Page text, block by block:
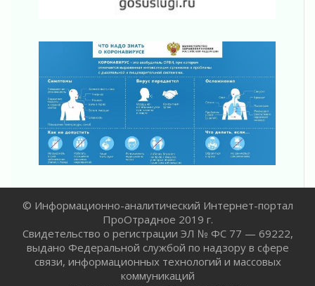
Маршрутами будущего — к заветной цели
«Корвет» на страже
Правила для жизни
31 июля 2026
С рабочим визитом
31 июля 2026
В Шлиссельбурге прошла акция «Белый
кораблик Памяти»
Новые возможности для творчества
31 июля 2026
За сухими цифрами — реальная жизнь
31 июля 2026
От инженера-создателя к волонтёрам
«Созидателям»
© Информационно-аналитический Интернет-портал
ПроОтрадное 2019 г.
Свидетельство о регистрации ЭЛ № ФС 77 — 69222,
выдано Федеральной службой по надзору в сфере
связи, информационных технологий и массовых
коммуникаций